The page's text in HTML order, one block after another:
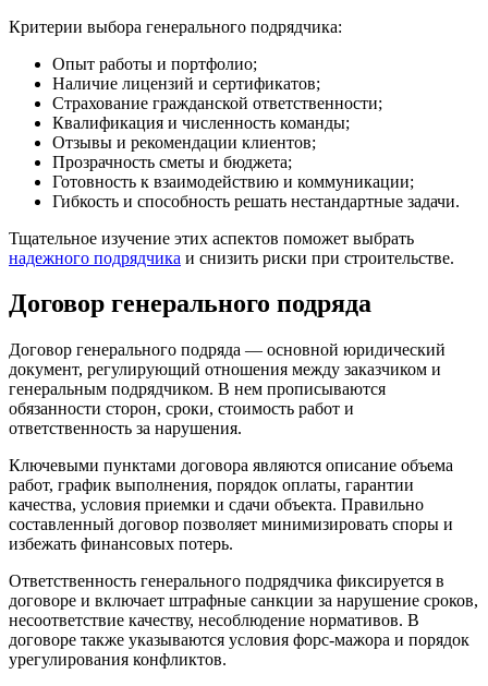
Критерии выбора генерального подрядчика:
Опыт работы и портфолио;
Наличие лицензий и сертификатов;
Страхование гражданской ответственности;
Квалификация и численность команды;
Отзывы и рекомендации клиентов;
Прозрачность сметы и бюджета;
Готовность к взаимодействию и коммуникации;
Гибкость и способность решать нестандартные задачи.
Тщательное изучение этих аспектов поможет выбрать
надежного подрядчика и снизить риски при строительстве.
Договор генерального подряда
Договор генерального подряда — основной юридический
документ, регулирующий отношения между заказчиком и
генеральным подрядчиком. В нем прописываются
обязанности сторон, сроки, стоимость работ и
ответственность за нарушения.
Ключевыми пунктами договора являются описание объема
работ, график выполнения, порядок оплаты, гарантии
качества, условия приемки и сдачи объекта. Правильно
составленный договор позволяет минимизировать споры и
избежать финансовых потерь.
Ответственность генерального подрядчика фиксируется в
договоре и включает штрафные санкции за нарушение сроков,
несоответствие качеству, несоблюдение нормативов. В
договоре также указываются условия форс-мажора и порядок
урегулирования конфликтов.